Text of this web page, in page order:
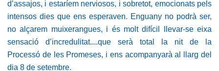
d’assajos, i estaríem nerviosos, i sobretot, emocionats pels
intensos dies que ens esperaven. Enguany no podrà ser,
no alçarem muixerangues, i és molt difícil llevar-se eixa
sensació d’incredulitat....que serà total la nit de la
Processó de les Promeses, i ens acompanyarà al llarg del
dia 8 de setembre.